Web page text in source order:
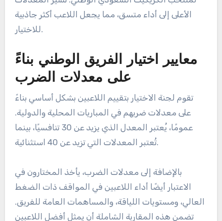
الأعلى إلى أداء متسق، مما يجعل اللاعب أكثر جاذبية
للاختيار.
معايير اختيار الفريق الوطني بناءً
على معدلات الضرب
تقوم لجنة الاختيار بتقييم اللاعبين بشكل أساسي بناءً
على معدلات ضربهم في المباريات المحلية والدولية.
عمومًا، يُعتبر المعدل الذي يزيد عن 30 تنافسيًا، بينما
تُعتبر المعدلات التي تزيد عن 40 استثنائية.
بالإضافة إلى معدلات الضرب، يأخذ المختارون في
الاعتبار أيضًا أداء اللاعبين في المواقف ذات الضغط
العالي، ومستويات اللياقة، والمساهمات العامة للفريق.
تضمن هذه المقاربة الشاملة أن يمثل أفضل اللاعبين